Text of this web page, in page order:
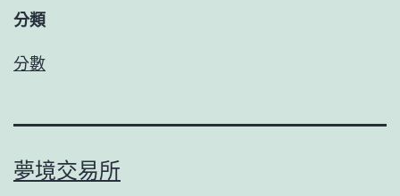
分類
分數
夢境交易所